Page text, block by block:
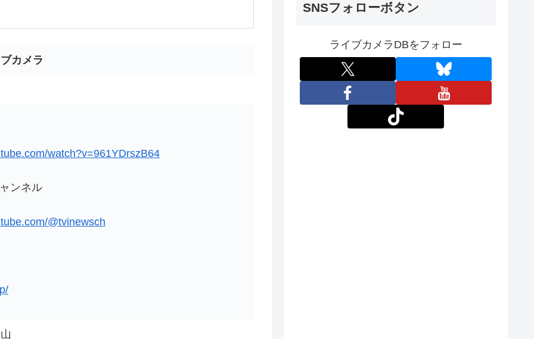
カメラ
watch?v=961YDrszB64
ンネル
@tvinewsch
SNSフォローボタン
ライブカメラDBをフォロー